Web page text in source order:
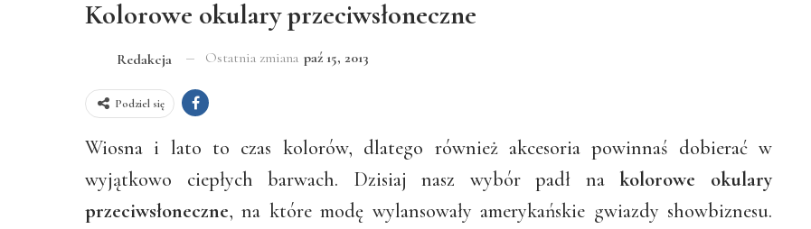
Kolorowe okulary przeciwsłoneczne
Redakcja Ostatnia zmiana paź 15, 2013
Podziel się
Wiosna i lato to czas kolorów, dlatego również akcesoria powinnaś dobierać w
wyjątkowo ciepłych barwach. Dzisiaj nasz wybór padł nakolorowe okulary
przeciwsłoneczne, na które modę wylansowały amerykańskie gwiazdy showbiznesu.